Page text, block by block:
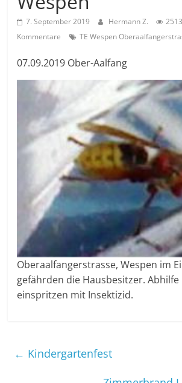
7. September 2019 Hermann Z.
Kommentare
TE Wespen
07.09.2019 Ober-Aalfang
Oberaalfangerstrasse, Wespen im
gefährden die Hausbesitzer.
einspritzen mit Insektizid.
← Kindergartenfest